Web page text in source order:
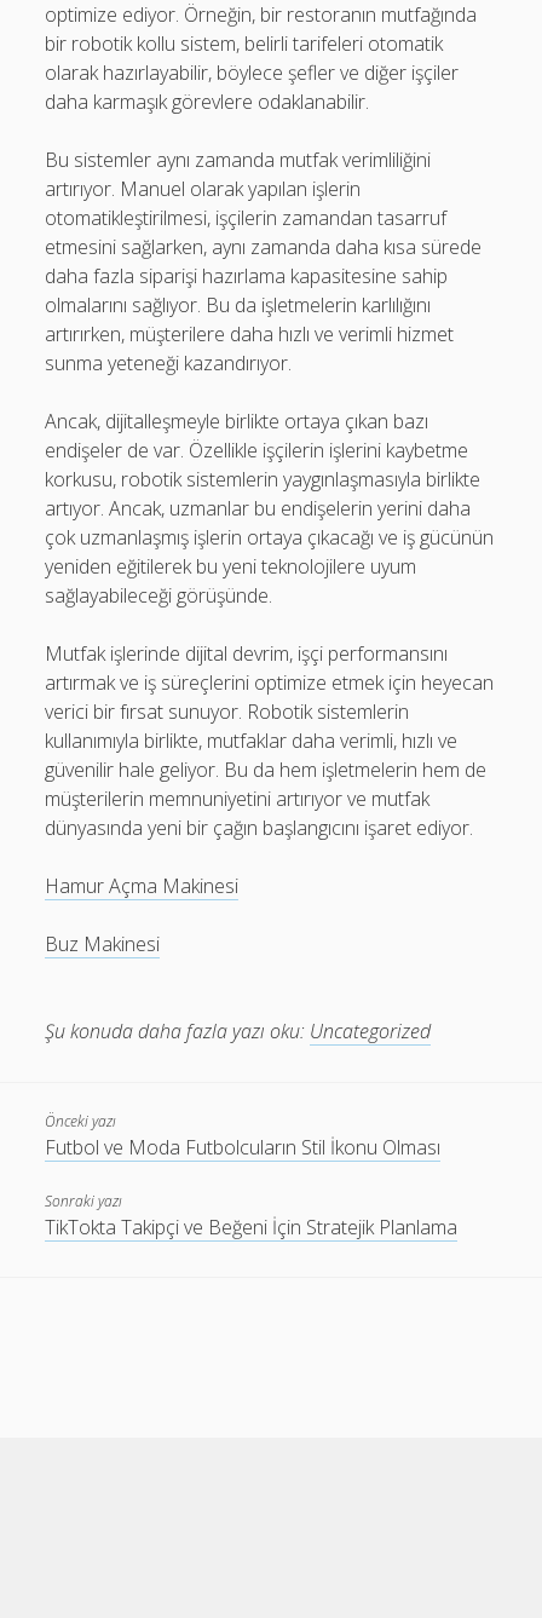
optimize ediyor. Örneğin, bir restoranın mutfağında
bir robotik kollu sistem, belirli tarifeleri otomatik
olarak hazırlayabilir, böylece şefler ve diğer işçiler
daha karmaşık görevlere odaklanabilir.
Bu sistemler aynı zamanda mutfak verimliliğini
artırıyor. Manuel olarak yapılan işlerin
otomatikleştirilmesi, işçilerin zamandan tasarruf
etmesini sağlarken, aynı zamanda daha kısa sürede
daha fazla siparişi hazırlama kapasitesine sahip
olmalarını sağlıyor. Bu da işletmelerin karlılığını
artırırken, müşterilere daha hızlı ve verimli hizmet
sunma yeteneği kazandırıyor.
Ancak, dijitalleşmeyle birlikte ortaya çıkan bazı
endişeler de var. Özellikle işçilerin işlerini kaybetme
korkusu, robotik sistemlerin yaygınlaşmasıyla birlikte
artıyor. Ancak, uzmanlar bu endişelerin yerini daha
çok uzmanlaşmış işlerin ortaya çıkacağı ve iş gücünün
yeniden eğitilerek bu yeni teknolojilere uyum
sağlayabileceği görüşünde.
Mutfak işlerinde dijital devrim, işçi performansını
artırmak ve iş süreçlerini optimize etmek için heyecan
verici bir fırsat sunuyor. Robotik sistemlerin
kullanımıyla birlikte, mutfaklar daha verimli, hızlı ve
güvenilir hale geliyor. Bu da hem işletmelerin hem de
müşterilerin memnuniyetini artırıyor ve mutfak
dünyasında yeni bir çağın başlangıcını işaret ediyor.
Hamur Açma Makinesi
Buz Makinesi
Şu konuda daha fazla yazı oku: Uncategorized
Önceki yazı
Futbol ve Moda Futbolcuların Stil İkonu Olması
Sonraki yazı
TikTokta Takipçi ve Beğeni İçin Stratejik Planlama